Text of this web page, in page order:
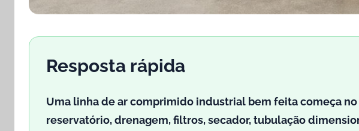
Resposta rápida
Uma linha de ar comprimido industrial bem feita começa no
reservatório, drenagem, filtros, secador, tubulação